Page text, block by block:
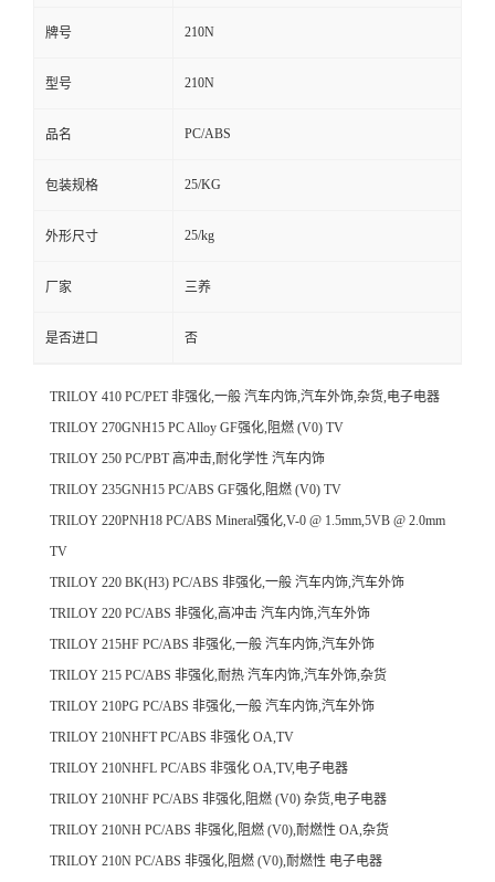
牌号 210N
型号 210N
品名 PC/ABS
包装规格 25/KG
外形尺寸 25/kg
厂家 三养
是否进口 否
TRILOY 410 PC/PET 非强化,一般 汽车内饰,汽车外饰,杂货,电子电器
TRILOY 270GNH15 PC Alloy GF强化,阻燃 (V0) TV
TRILOY 250 PC/PBT 高冲击,耐化学性 汽车内饰
TRILOY 235GNH15 PC/ABS GF强化,阻燃 (V0) TV
TRILOY 220PNH18 PC/ABS Mineral强化,V-0 @ 1.5mm,5VB @ 2.0mm
TV
TRILOY 220 BK(H3) PC/ABS 非强化,一般 汽车内饰,汽车外饰
TRILOY 220 PC/ABS 非强化,高冲击 汽车内饰,汽车外饰
TRILOY 215HF PC/ABS 非强化,一般 汽车内饰,汽车外饰
TRILOY 215 PC/ABS 非强化,耐热 汽车内饰,汽车外饰,杂货
TRILOY 210PG PC/ABS 非强化,一般 汽车内饰,汽车外饰
TRILOY 210NHFT PC/ABS 非强化 OA,TV
TRILOY 210NHFL PC/ABS 非强化 OA,TV,电子电器
TRILOY 210NHF PC/ABS 非强化,阻燃 (V0) 杂货,电子电器
TRILOY 210NH PC/ABS 非强化,阻燃 (V0),耐燃性 OA,杂货
TRILOY 210N PC/ABS 非强化,阻燃 (V0),耐燃性 电子电器